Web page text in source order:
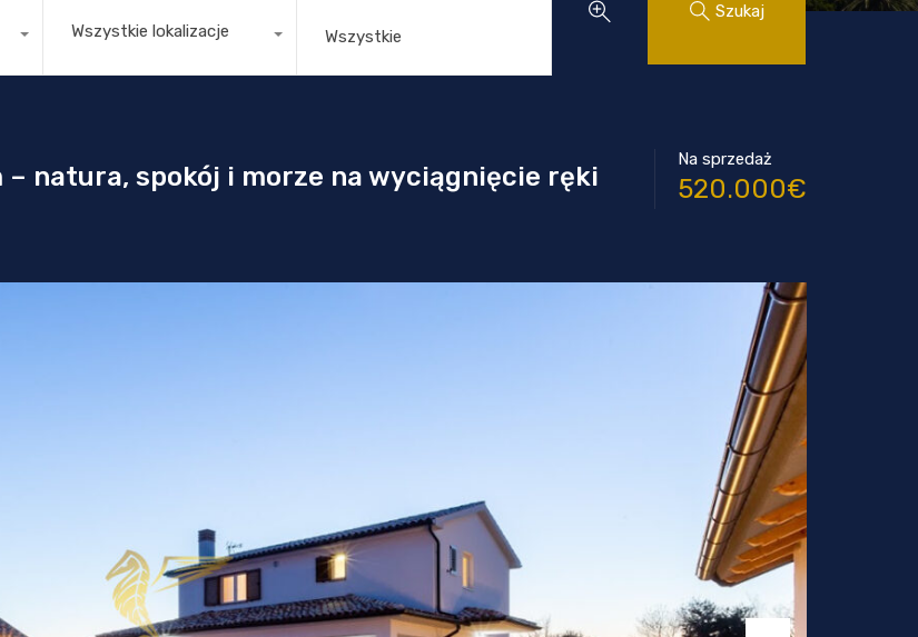
Wszystkie lokalizacje
Szukaj
natura, spokój i morze na wyciągnięcie ręki
Na sprzedaż
520.000€